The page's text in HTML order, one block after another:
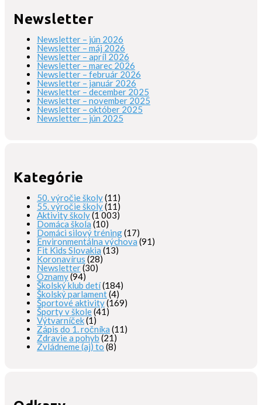
Newsletter
Newsletter – jún 2026
Newsletter – máj 2026
Newsletter – apríl 2026
Newsletter – marec 2026
Newsletter – február 2026
Newsletter – január 2026
Newsletter – december 2025
Newsletter – november 2025
Newsletter – október 2025
Newsletter – jún 2025
Kategórie
50. výročie školy(11)
55. výročie školy(11)
Aktivity školy(1 003)
Domáca škola (10)
Domáci silový tréning(17)
Environmentálna výchova (91)
Fit Kids Slovakia (13)
Koronavírus (28)
Newsletter(30)
Oznamy(94)
Školský klub detí(184)
Školský parlament(4)
Športové aktivity(169)
Športy v škole(41)
Výtvarníček(1)
Zápis do 1. ročníka (11)
Zdravie a pohyb (21)
Zvládneme (aj) to (8)